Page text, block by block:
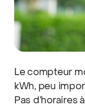
Le compteur
kWh, peu
Pas d’horaires